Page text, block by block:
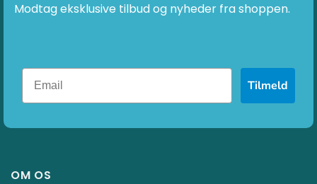
Modtag eksklusive tilbud og nyheder fra shoppen.
Tilmeld
OM OS